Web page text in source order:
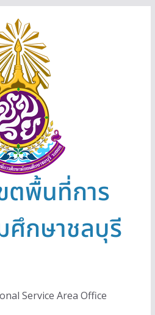
ตพื้นที่การ
กษาชลบุรี
Service Area Office